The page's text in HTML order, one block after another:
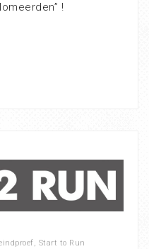
!
, Start to Run